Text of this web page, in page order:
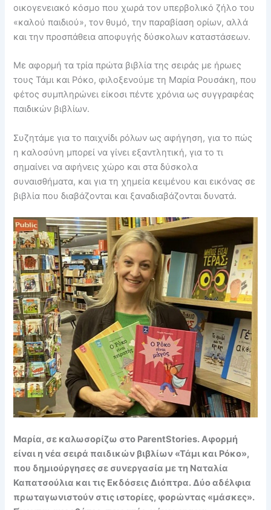
οικογενειακό κόσμο που χωρά τον υπερβολικό ζήλο του
«καλού παιδιού», τον θυμό, την παραβίαση ορίων, αλλά
και την προσπάθεια αποφυγής δύσκολων καταστάσεων.
Με αφορμή τα τρία πρώτα βιβλία της σειράς με ήρωες
τους Τάμι και Ρόκο, φιλοξενούμε τη Μαρία Ρουσάκη, που
φέτος συμπληρώνει είκοσι πέντε χρόνια ως συγγραφέας
παιδικών βιβλίων.
Συζητάμε για το παιχνίδι ρόλων ως αφήγηση, για το πώς
η καλοσύνη μπορεί να γίνει εξαντλητική, για το τι
σημαίνει να αφήνεις χώρο και στα δύσκολα
συναισθήματα, και για τη χημεία κειμένου και εικόνας σε
βιβλία που διαβάζονται και ξαναδιαβάζονται δυνατά.
Μαρία, σε καλωσορίζω στο ParentStories. Αφορμή
είναι η νέα σειρά παιδικών βιβλίων «Τάμι και Ρόκο»,
που δημιούργησες σε συνεργασία με τη Ναταλία
Καπατσούλια και τις Εκδόσεις Διόπτρα. Δύο αδέλφια
πρωταγωνιστούν στις ιστορίες, φορώντας «μάσκες».